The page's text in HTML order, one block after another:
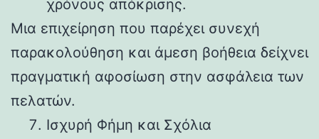
χρόνους απόκρισης.
Μια επιχείρηση που παρέχει συνεχή
παρακολούθηση και άμεση βοήθεια δείχνει
πραγματική αφοσίωση στην ασφάλεια των
πελατών.
Ισχυρή Φήμη και Σχόλια